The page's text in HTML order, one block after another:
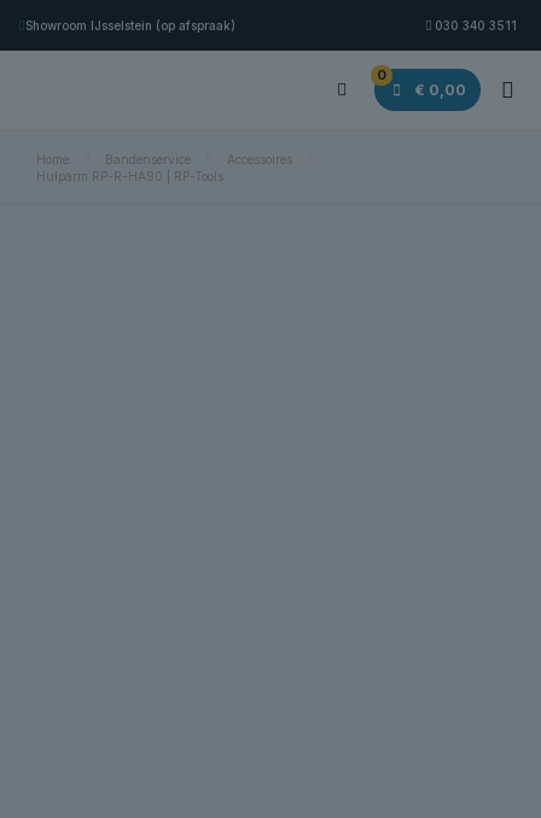
Showroom IJsselstein (op afspraak) 030 340 3511
0
€ 0,00
Home Bandenservice
Accessoires
Hulparm RP-R-HA90 | RP-Tools